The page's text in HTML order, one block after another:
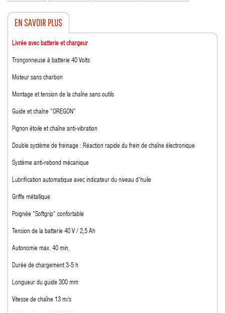
EN SAVOIR PLUS
Livrée avec batterie et chargeur
Tronçonneuse à batterie 40 Volts
Moteur sans charbon
Montage et tension de la chaîne sans outils
Guide et chaîne “OREGON“
Pignon étoile et chaîne anti-vibration
Double système de freinage : Réaction rapide du frein de chaîne électronique
Système anti-rebond mécanique
Lubrification automatique avec indicateur du niveau d’huile
Griffe métallique
Poignée “Softgrip“ confortable
Tension de la batterie 40 V / 2,5 Ah
Autonomie max. 40 min.
Durée de chargement 3-5 h
Longueur du guide 300 mm
Vitesse de chaîne 13 m/s